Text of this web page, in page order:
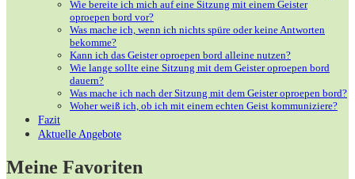
Wie bereite ich mich auf eine Sitzung mit einem Geister
oproepen bord vor?
Was mache ich, wenn ich nichts spüre oder keine Antworten
bekomme?
Kann ich das Geister oproepen bord alleine nutzen?
Wie lange sollte eine Sitzung mit dem Geister oproepen bord
dauern?
Was mache ich nach der Sitzung mit dem Geister oproepen bord?
Woher weiß ich, ob ich mit einem echten Geist kommuniziere?
Fazit
Aktuelle Angebote
Meine Favoriten